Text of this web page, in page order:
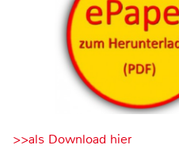
>>als Download hier